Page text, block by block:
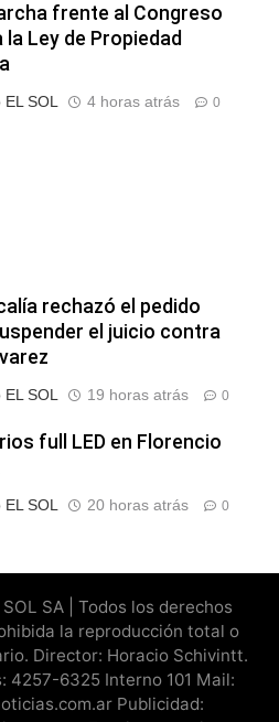
frente al Congreso
Ley de Propiedad
SOL 4 horas atrás 0
rechazó el pedido
el juicio contra
SOL 19 horas atrás 0
full LED en Florencio
SOL 20 horas atrás 0
SA | Todos los derechos
la reproducción total o
Director: Horacio Schivintt.
4257-6325 Interno 101 Mail:
Publicidad: